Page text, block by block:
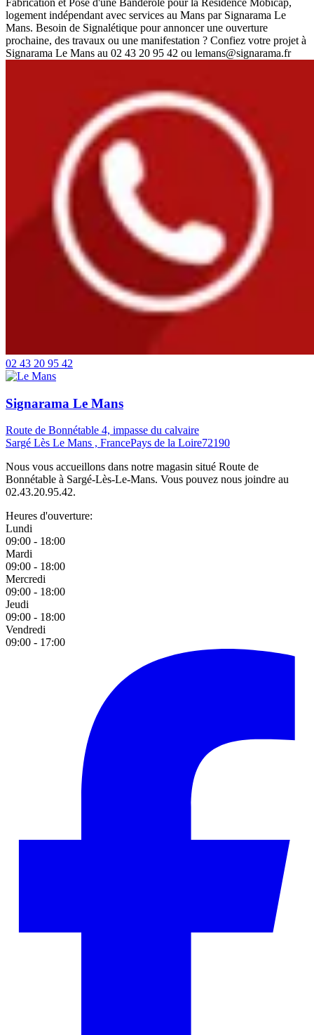
logement indépendant avec services au Mans par Signarama Le
Mans. Besoin de Signalétique pour annoncer une ouverture
prochaine, des travaux ou une manifestation ? Confiez votre projet à
Signarama Le Mans au 02 43 20 95 42 ou lemans@signarama.fr
02 43 20 95 42
Signarama Le Mans
Route de Bonnétable 4, impasse du calvaire
Sargé Lès Le Mans , FrancePays de la Loire72190
Nous vous accueillons dans notre magasin situé Route de
Bonnétable à Sargé-Lès-Le-Mans. Vous pouvez nous joindre au
02.43.20.95.42.
Heures d'ouverture:
Lundi
09:00 - 18:00
Mardi
09:00 - 18:00
Mercredi
09:00 - 18:00
Jeudi
09:00 - 18:00
Vendredi
09:00 - 17:00